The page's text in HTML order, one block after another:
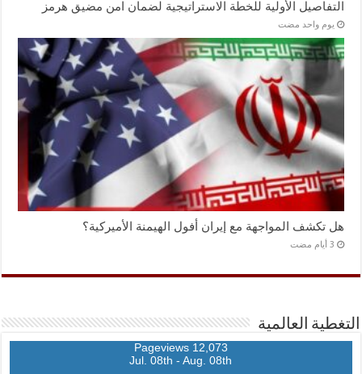
التفاصيل الأولية للخطة الاستراتيجية لضمان امن مضيق هرمز
‏يوم واحد مضت
هل تكشف المواجهة مع إيران أفول الهيمنة الأميركية؟
التغطية العالمية
12,073 Pageviews
Jul. 08th - Aug. 08th